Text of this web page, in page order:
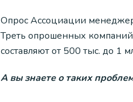
Опрос Ассоциации
Треть опрошенных компаний
составляют от 500 тыс. до 1
А вы знаете о таких